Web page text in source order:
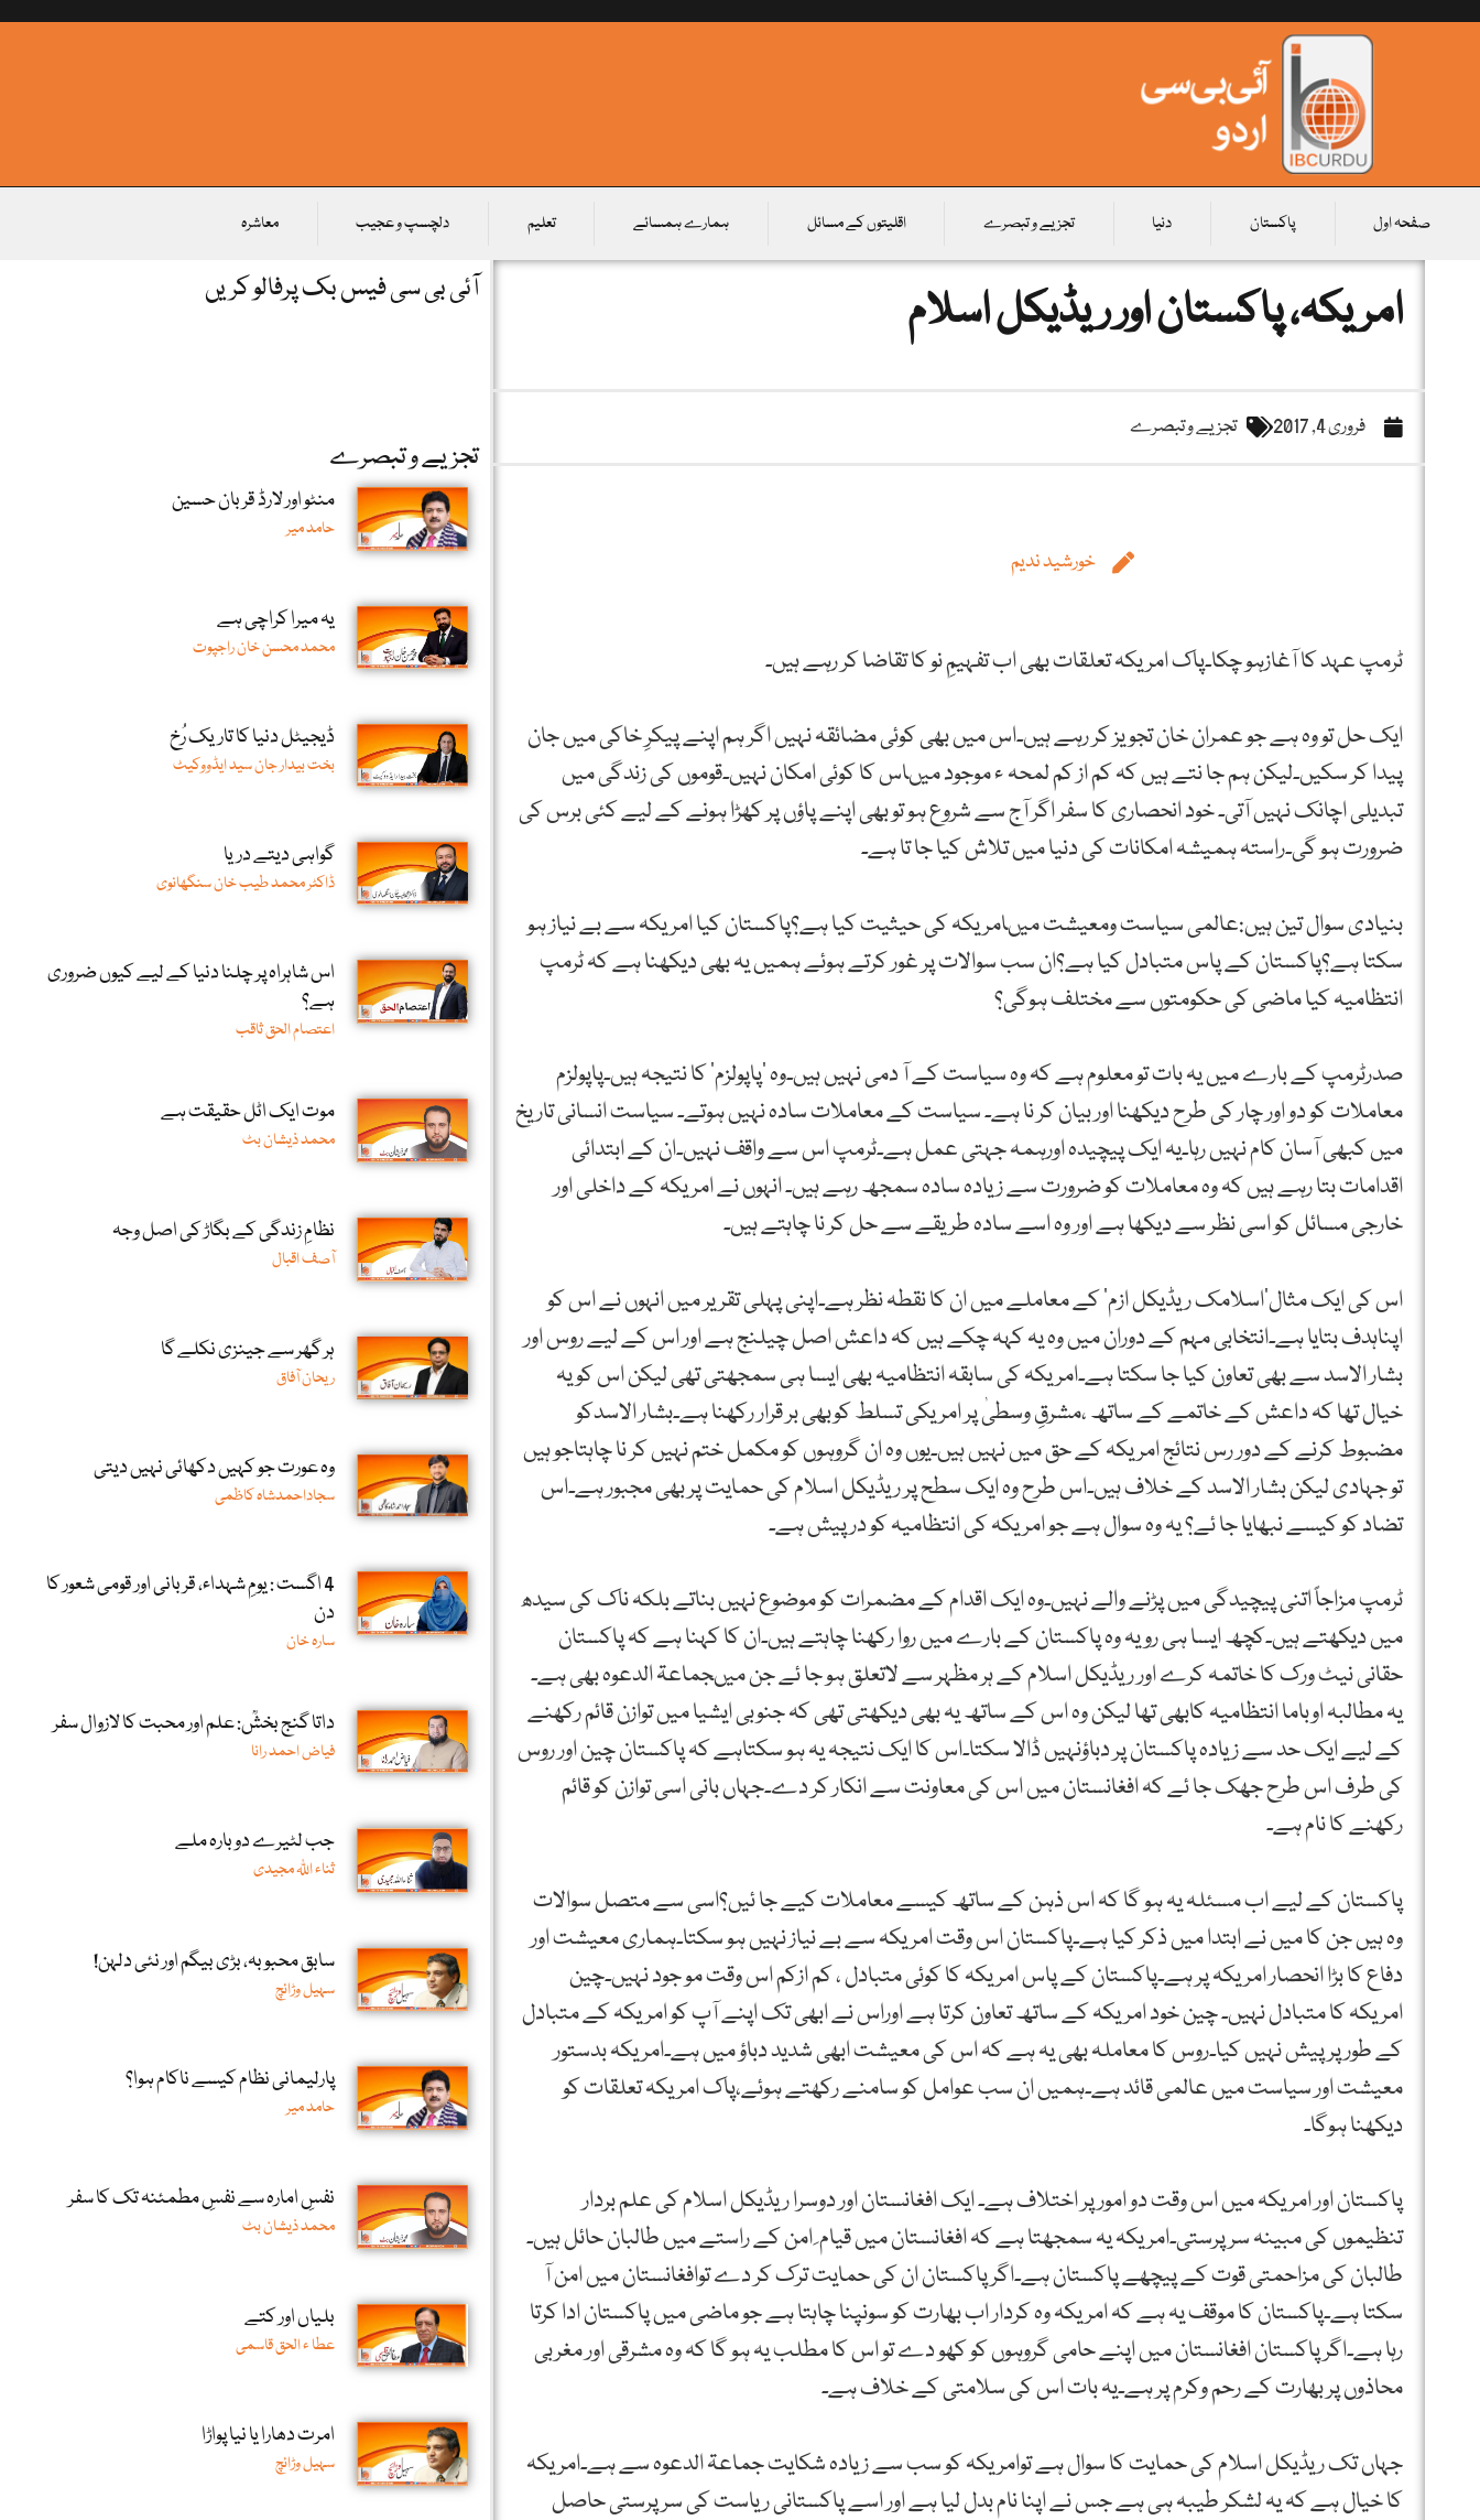
صفحہ اول پاکستان دنیا تجزیے و تبصرے اقلیتوں کے مسائل ہمارے ہمسائے تعلیم دلچسپ و عجیب معاشرہ
امریکہ، پاکستان اور ریڈیکل اسلام
فروری 4, 2017 تجزیے و تبصرے
خورشید ندیم
ٹرمپ عہد کا آغازہو چکا۔پاک امریکہ تعلقات بھی اب تفہیمِ نو کا تقاضا کر رہے ہیں۔
ایک حل تو وہ ہے جو عمران خان تجویز کر رہے ہیں۔اس میں بھی کوئی مضائقہ نہیں اگر ہم اپنے پیکرِ خاکی میں جان
پیدا کر سکیں۔لیکن ہم جا نتے ہیں کہ کم از کم لمحہ ء موجود میںاس کا کوئی امکان نہیں۔قوموں کی زندگی میں
تبدیلی اچانک نہیں آتی۔ خود انحصاری کا سفر اگر آج سے شروع ہو تو بھی اپنے پاؤں پر کھڑا ہونے کے لیے کئی برس کی
ضرورت ہو گی۔راستہ ہمیشہ امکانات کی دنیا میں تلاش کیا جا تا ہے۔
بنیادی سوال تین ہیں:عالمی سیاست ومعیشت میںامریکہ کی حیثیت کیا ہے؟پاکستان کیا امریکہ سے بے نیاز ہو
سکتا ہے؟پاکستان کے پاس متبادل کیا ہے؟ان سب سوالات پر غور کرتے ہوئے ہمیں یہ بھی دیکھنا ہے کہ ٹرمپ
انتظامیہ کیا ماضی کی حکومتوں سے مختلف ہوگی؟
صدرٹرمپ کے بارے میں یہ بات تو معلوم ہے کہ وہ سیاست کے آ دمی نہیں ہیں۔وہ ‘پاپولزم‘ کا نتیجہ ہیں۔پاپولزم
معاملات کو دو اور چار کی طرح دیکھنا اور بیان کر نا ہے۔ سیاست کے معاملات سادہ نہیں ہوتے۔ سیاست انسانی تاریخ
میں کبھی آسان کام نہیں رہا۔یہ ایک پیچیدہ اورہمہ جہتی عمل ہے۔ٹرمپ اس سے واقف نہیں۔ان کے ابتدائی
اقدامات بتا رہے ہیں کہ وہ معاملات کو ضرورت سے زیادہ سادہ سمجھ رہے ہیں۔ انہوں نے امریکہ کے داخلی اور
خارجی مسائل کو اسی نظر سے دیکھا ہے اور وہ اسے سادہ طریقے سے حل کر نا چاہتے ہیں۔
اس کی ایک مثال’اسلامک ریڈیکل ازم‘ کے معاملے میں ان کا نقطہ نظر ہے۔اپنی پہلی تقریر میں انہوں نے اس کو
اپناہدف بتایا ہے۔انتخابی مہم کے دوران میں وہ یہ کہہ چکے ہیں کہ داعش اصل چیلنج ہے اور اس کے لیے روس اور
بشار الاسد سے بھی تعاون کیا جا سکتا ہے۔امریکہ کی سابقہ انتظامیہ بھی ایسا ہی سمجھتی تھی لیکن اس کو یہ
خیال تھا کہ داعش کے خاتمے کے ساتھ ،مشرقِ وسطیٰ پر امریکی تسلط کوبھی بر قرار رکھنا ہے۔بشار الاسدکو
مضبوط کرنے کے دور رس نتائج امریکہ کے حق میں نہیں ہیں۔یوں وہ ان گروہوں کو مکمل ختم نہیں کر نا چاہتاجو ہیں
تو جہادی لیکن بشار الاسد کے خلاف ہیں۔اس طرح وہ ایک سطح پر ریڈیکل اسلام کی حمایت پر بھی مجبور ہے۔اس
تضاد کو کیسے نبھایا جا ئے؟ یہ وہ سوال ہے جو امریکہ کی انتظامیہ کو درپیش ہے۔
ٹرمپ مزاجاً اتنی پیچیدگی میں پڑنے والے نہیں۔وہ ایک اقدام کے مضمرات کو موضوع نہیں بناتے بلکہ ناک کی سیدھ
میں دیکھتے ہیں۔کچھ ایسا ہی رویہ وہ پاکستان کے بارے میں روا رکھنا چاہتے ہیں۔ان کا کہنا ہے کہ پاکستان
حقانی نیٹ ورک کا خاتمہ کرے اور ریڈیکل اسلام کے ہر مظہر سے لاتعلق ہو جا ئے جن میںجماعۃ الدعوہ بھی ہے۔
یہ مطالبہ اوباما انتظامیہ کابھی تھا لیکن وہ اس کے ساتھ یہ بھی دیکھتی تھی کہ جنوبی ایشیا میں توازن قائم رکھنے
کے لیے ایک حد سے زیادہ پاکستان پر دباؤنہیں ڈالا سکتا۔اس کا ایک نتیجہ یہ ہو سکتاہے کہ پاکستان چین اور روس
کی طرف اس طرح جھک جا ئے کہ افغانستان میں اس کی معاونت سے انکار کر دے۔جہاں بانی اسی توازن کو قائم
رکھنے کا نام ہے۔
پاکستان کے لیے اب مسئلہ یہ ہو گا کہ اس ذہن کے ساتھ کیسے معاملات کیے جا ئیں؟اسی سے متصل سوالات
وہ ہیں جن کا میں نے ابتدا میں ذکر کیا ہے۔پاکستان اس وقت امریکہ سے بے نیاز نہیں ہو سکتا۔ہماری معیشت اور
دفاع کا بڑا انحصار امریکہ پر ہے۔پاکستان کے پاس امریکہ کا کوئی متبادل ، کم ازکم اس وقت مو جود نہیں۔چین
امریکہ کا متبادل نہیں۔ چین خود امریکہ کے ساتھ تعاون کرتا ہے اوراس نے ابھی تک اپنے آپ کو امریکہ کے متبادل
کے طور پر پیش نہیں کیا۔روس کا معاملہ بھی یہ ہے کہ اس کی معیشت ابھی شدید دباؤ میں ہے۔امریکہ بدستور
معیشت اور سیاست میں عالمی قائد ہے۔ہمیں ان سب عوامل کو سامنے رکھتے ہوئے،پاک امریکہ تعلقات کو
دیکھنا ہوگا۔
پاکستان اور امریکہ میں اس وقت دو امور پر اختلاف ہے۔ ایک افغانستان اور دوسرا ریڈیکل اسلام کی علم بردار
تنظیموں کی مبینہ سر پرستی۔امریکہ یہ سمجھتا ہے کہ افغانستان میں قیام ِ امن کے راستے میں طالبان حائل ہیں۔
طالبان کی مزاحمتی قوت کے پیچھے پاکستان ہے۔اگر پاکستان ان کی حمایت ترک کر دے توافغانستان میں امن آ
سکتا ہے۔پاکستان کا موقف یہ ہے کہ امریکہ وہ کردار اب بھارت کو سونپنا چاہتا ہے جو ماضی میں پاکستان ادا کرتا
رہا ہے۔اگر پاکستان افغانستان میں اپنے حامی گروہوں کو کھو دے تو اس کا مطلب یہ ہو گا کہ وہ مشرقی اور مغربی
محاذوں پر بھارت کے رحم وکرم پر ہے۔یہ بات اس کی سلامتی کے خلاف ہے۔
جہاں تک ریڈیکل اسلام کی حمایت کا سوال ہے توامریکہ کو سب سے زیادہ شکایت جماعۃ الدعوہ سے ہے۔امریکہ
کا خیال ہے کہ یہ لشکر طیبہ ہی ہے جس نے اپنا نام بدل لیا ہے اور اسے پاکستانی ریاست کی سرپرستی حاصل
آئی بی سی فیس بک پرفالو کریں
تجزیے و تبصرے
منٹو اور لارڈ قربان حسین
حامد میر
یہ میرا کراچی ہے
محمد محسن خان راجپوت
ڈیجیٹل دنیا کا تاریک رُخ
بخت بیدار جان سید ایڈووکیٹ
گواہی دیتے دریا
ڈاکٹر محمد طیب خان سنگھانوی
اس شاہراہ پر چلنا دنیا کے لیے کیوں ضروری
ہے؟
اعتصام الحق ثاقب
موت ایک اٹل حقیقت ہے
محمد ذیشان بٹ
نظامِ زندگی کے بگاڑ کی اصل وجہ
آصف اقبال
ہر گھر سے جینزی نکلے گا
ریحان آفاق
وہ عورت جو کہیں دکھائی نہیں دیتی
سجاداحمدشاہ کاظمی
4 اگست : یومِ شہداء، قربانی اور قومی شعور کا
دن
سارہ خان
داتا گنج بخشؒ: علم اور محبت کا لازوال سفر
فیاض احمد رانا
جب لٹیرے دوبارہ ملے
ثناء اللّٰہ مجیدی
سابق محبوبہ، بڑی بیگم اور نئی دلہن!
سہیل وڑائچ
پارلیمانی نظام کیسے ناکام ہوا؟
حامد میر
نفسِ امارہ سے نفسِ مطمئنہ تک کا سفر
محمد ذیشان بٹ
بلیاں اور کتے
عطا ء الحق قاسمی
امرت دھارا یا نیا پواڑا
سہیل وڑائچ